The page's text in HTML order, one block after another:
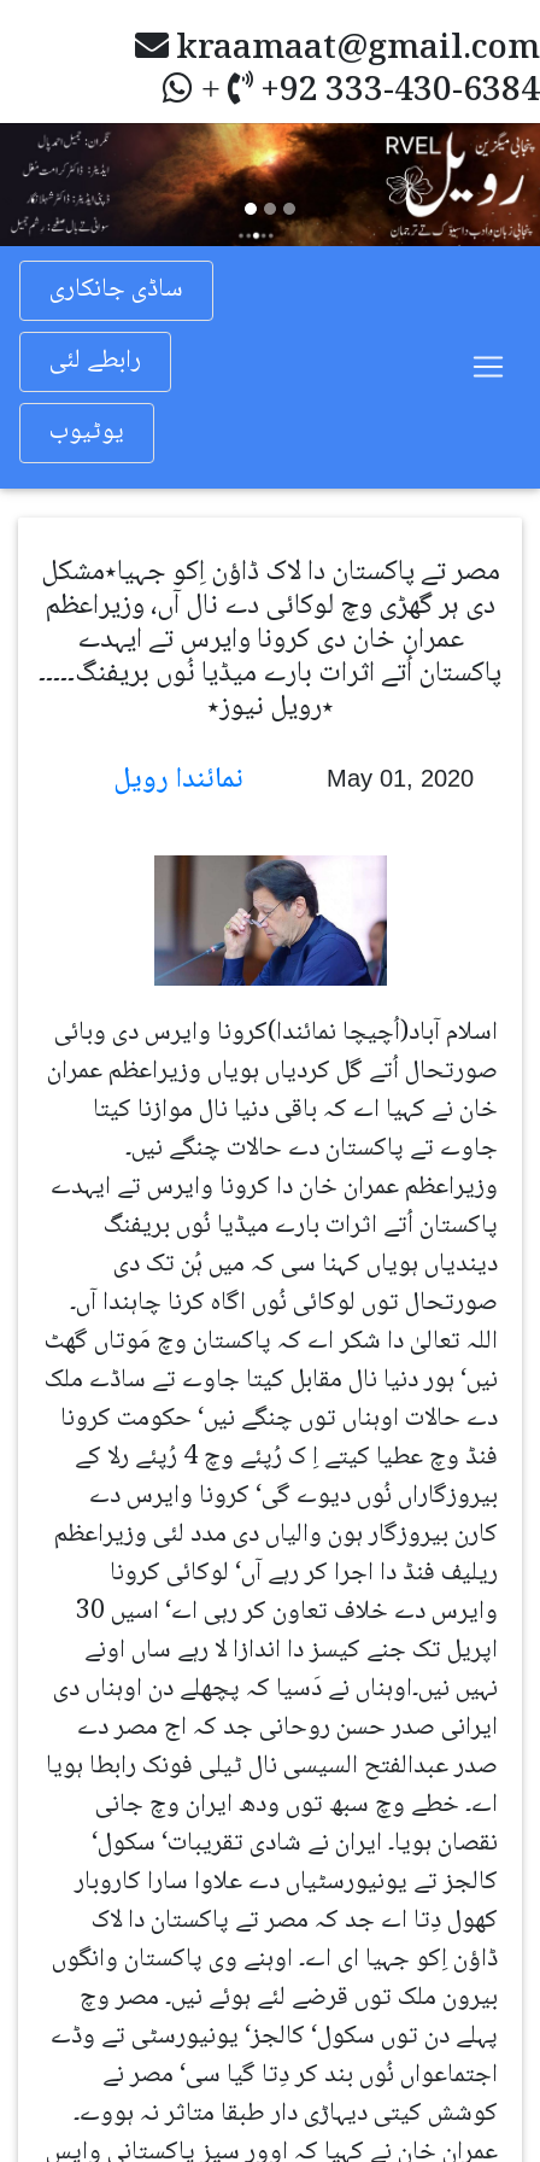
kraamaat@gmail.com
+ +92 333-430-6384
Previous
ساڈی جانکاری
رابطے لئی
یوٹیوب
مصر تے پاکستان دا لاک ڈاؤن اِکو جہیا٭مشکل
دی ہر گھڑی وچ لوکائی دے نال آں، وزیراعظم
عمران خان دی کرونا وایرس تے ایہدے
پاکستان اُتے اثرات بارے میڈیا نُوں بریفنگ۔۔۔۔۔
٭رویل نیوز٭
May 01, 2020
اسلام آباد(اُچیچا نمائندا)کرونا وایرس دی وبائی
صورتحال اُتے گل کردیاں ہویاں وزیراعظم عمران
خان نے کہیا اے کہ باقی دنیا نال موازنا کیتا
جاوے تے پاکستان دے حالات چنگے نیں۔
وزیراعظم عمران خان دا کرونا وایرس تے ایہدے
پاکستان اُتے اثرات بارے میڈیا نُوں بریفنگ
دیندیاں ہویاں کہنا سی کہ میں ہُن تک دی
صورتحال توں لوکائی نُوں اگاہ کرنا چاہندا آں۔
اللہ تعالیٰ دا شکر اے کہ پاکستان وچ مَوتاں گھٹ
نیں‘ ہور دنیا نال مقابل کیتا جاوے تے ساڈے ملک
دے حالات اوہناں توں چنگے نیں‘ حکومت کرونا
فنڈ وچ عطیا کیتے اِ ک رُپئے وچ 4 رُپئے رلا کے
بیروزگاراں نُوں دیوے گی‘ کرونا وایرس دے
کارن بیروزگار ہون والیاں دی مدد لئی وزیراعظم
ریلیف فنڈ دا اجرا کر رہے آں‘ لوکائی کرونا
وایرس دے خلاف تعاون کر رہی اے‘ اسیں 30
اپریل تک جنے کیسز دا اندازا لا رہے ساں اونے
نہیں نیں۔اوہناں نے دَسیا کہ پچھلے دن اوہناں دی
ایرانی صدر حسن روحانی جد کہ اج مصر دے
صدر عبدالفتح السیسی نال ٹیلی فونک رابطا ہویا
اے۔ خطے وچ سبھ توں ودھ ایران وچ جانی
نقصان ہویا۔ ایران نے شادی تقریبات‘ سکول‘
کالجز تے یونیورسٹیاں دے علاوا سارا کاروبار
کھول دِتا اے جد کہ مصر تے پاکستان دا لاک
ڈاؤن اِکو جہیا ای اے۔ اوہنے وی پاکستان وانگوں
بیرون ملک توں قرضے لئے ہوئے نیں۔ مصر وچ
پہلے دن توں سکول‘ کالجز‘ یونیورسٹی تے وڈے
اجتماعواں نُوں بند کر دِتا گیا سی‘ مصر نے
کوشش کیتی دیہاڑی دار طبقا متاثر نہ ہووے۔